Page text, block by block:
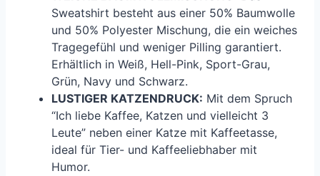
Sweatshirt besteht aus einer 50% Baumwolle
und 50% Polyester Mischung, die ein weiches
Tragegefühl und weniger Pilling garantiert.
Erhältlich in Weiß, Hell-Pink, Sport-Grau,
Grün, Navy und Schwarz.
LUSTIGER KATZENDRUCK: Mit dem Spruch
“Ich liebe Kaffee, Katzen und vielleicht 3
Leute” neben einer Katze mit Kaffeetasse,
ideal für Tier- und Kaffeeliebhaber mit
Humor.